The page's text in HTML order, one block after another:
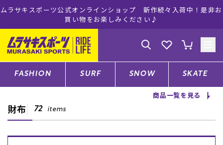
ムラサキスポーツ公式オンラインショップ 新作続々入荷中！是非お
買い物をお楽しみください♪
ゲスト様
ログイン 会員登録
FASHION SURF SNOW SKATE
商品一覧を見る
財布 72 items